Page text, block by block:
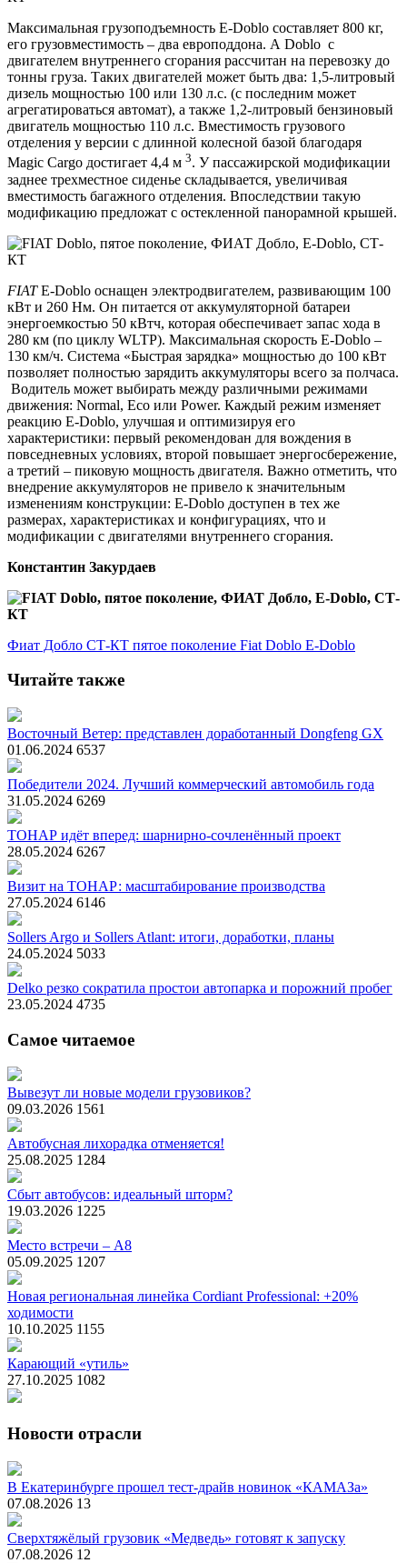
Максимальная грузоподъемность E-Doblo составляет 800 кг,
его грузовместимость – два европоддона. А Doblo с
двигателем внутреннего сгорания рассчитан на перевозку до
тонны груза. Таких двигателей может быть два: 1,5-литровый
дизель мощностью 100 или 130 л.с. (с последним может
агрегатироваться автомат), а также 1,2-литровый бензиновый
двигатель мощностью 110 л.с. Вместимость грузового
отделения у версии с длинной колесной базой благодаря
Magic Cargo достигает 4,4 м 3. У пассажирской модификации
заднее трехместное сиденье складывается, увеличивая
вместимость багажного отделения. Впоследствии такую
модификацию предложат с остекленной панорамной крышей.
FIATE-Doblo оснащен электродвигателем, развивающим 100
кВт и 260 Нм. Он питается от аккумуляторной батареи
энергоемкостью 50 кВтч, которая обеспечивает запас хода в
280 км (по циклу WLTP). Максимальная скорость E-Doblo –
130 км/ч. Система «Быстрая зарядка» мощностью до 100 кВт
позволяет полностью зарядить аккумуляторы всего за полчаса.
Водитель может выбирать между различными режимами
движения: Normal, Eco или Power. Каждый режим изменяет
реакцию E-Doblo, улучшая и оптимизируя его
характеристики: первый рекомендован для вождения в
повседневных условиях, второй повышает энергосбережение,
а третий – пиковую мощность двигателя. Важно отметить, что
внедрение аккумуляторов не привело к значительным
изменениям конструкции: E-Doblo доступен в тех же
размерах, характеристиках и конфигурациях, что и
модификации с двигателями внутреннего сгорания.
Константин Закурдаев
Фиат Добло СТ-КТ пятое поколение Fiat Doblo E-Doblo
Читайте также
Восточный Ветер: представлен доработанный Dongfeng GX
01.06.2024 6537
Победители 2024. Лучший коммерческий автомобиль года
31.05.2024 6269
ТОНАР идёт вперед: шарнирно-сочленённый проект
28.05.2024 6267
Визит на ТОНАР: масштабирование производства
27.05.2024 6146
Sollers Argo и Sollers Atlant: итоги, доработки, планы
24.05.2024 5033
Delko резко сократила простои автопарка и порожний пробег
23.05.2024 4735
Самое читаемое
Вывезут ли новые модели грузовиков?
09.03.2026 1561
Автобусная лихорадка отменяется!
25.08.2025 1284
Сбыт автобусов: идеальный шторм?
19.03.2026 1225
Место встречи – А8
05.09.2025 1207
Новая региональная линейка Cordiant Professional: +20%
ходимости
10.10.2025 1155
Карающий «утиль»
27.10.2025 1082
Новости отрасли
В Екатеринбурге прошел тест-драйв новинок «КАМАЗа»
07.08.2026 13
Сверхтяжёлый грузовик «Медведь» готовят к запуску
07.08.2026 12